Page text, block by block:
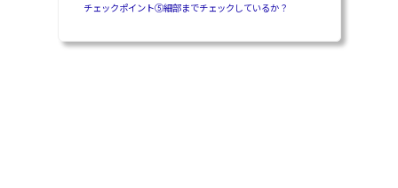
チェックポイント⑤細部までチェックしているか？